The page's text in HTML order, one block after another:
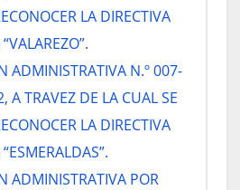
LA DIRECTIVA
ADMINISTRATIVA N.º 007-
A TRAVEZ DE LA CUAL SE
LA DIRECTIVA
ADMINISTRATIVA POR